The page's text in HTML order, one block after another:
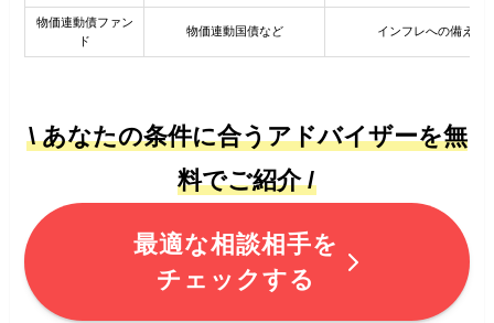
物価連動債ファン
ド
物価連動国債など インフレへの備えを
\ あなたの条件に合うアドバイザーを無
料でご紹介 /
最適な相談相手を
チェックする